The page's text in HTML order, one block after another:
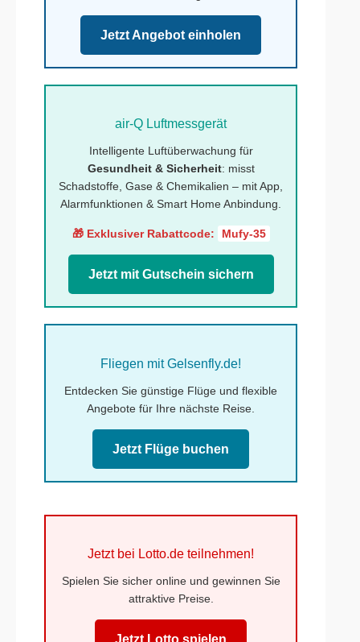
Jetzt Angebot einholen
air-Q Luftmessgerät
Intelligente Luftüberwachung für
Gesundheit & Sicherheit: misst
Schadstoffe, Gase & Chemikalien – mit App,
Alarmfunktionen & Smart Home Anbindung.
🎁 Exklusiver Rabattcode: Mufy-35
Jetzt mit Gutschein sichern
Fliegen mit Gelsenfly.de!
Entdecken Sie günstige Flüge und flexible
Angebote für Ihre nächste Reise.
Jetzt Flüge buchen
Jetzt bei Lotto.de teilnehmen!
Spielen Sie sicher online und gewinnen Sie
attraktive Preise.
Jetzt Lotto spielen